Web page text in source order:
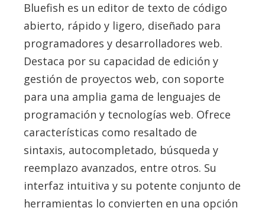
Bluefish es un editor de texto de código
abierto, rápido y ligero, diseñado para
programadores y desarrolladores web.
Destaca por su capacidad de edición y
gestión de proyectos web, con soporte
para una amplia gama de lenguajes de
programación y tecnologías web. Ofrece
características como resaltado de
sintaxis, autocompletado, búsqueda y
reemplazo avanzados, entre otros. Su
interfaz intuitiva y su potente conjunto de
herramientas lo convierten en una opción